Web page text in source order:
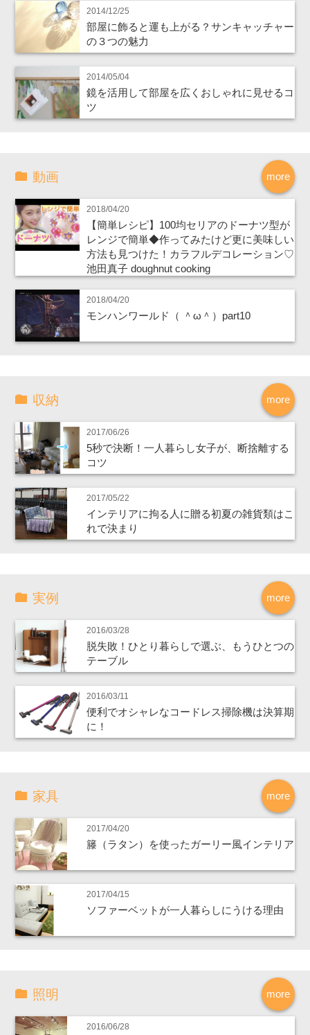
2014/12/25
部屋に飾ると運も上がる？サンキャッチャー
の３つの魅力
2014/05/04
鏡を活用して部屋を広くおしゃれに見せるコ
ツ
more
動画
2018/04/20
【簡単レシピ】100均セリアのドーナツ型が
レンジで簡単◆作ってみたけど更に美味しい
方法も見つけた！カラフルデコレーション♡
池田真子 doughnut cooking
2018/04/20
モンハンワールド（ ＾ω＾）part10
more
収納
2017/06/26
5秒で決断！一人暮らし女子が、断捨離する
コツ
2017/05/22
インテリアに拘る人に贈る初夏の雑貨類はこ
れで決まり
more
実例
2016/03/28
脱失敗！ひとり暮らしで選ぶ、もうひとつの
テーブル
2016/03/11
便利でオシャレなコードレス掃除機は決算期
に！
more
家具
2017/04/20
籐（ラタン）を使ったガーリー風インテリア
2017/04/15
ソファーベットが一人暮らしにうける理由
more
照明
2016/06/28